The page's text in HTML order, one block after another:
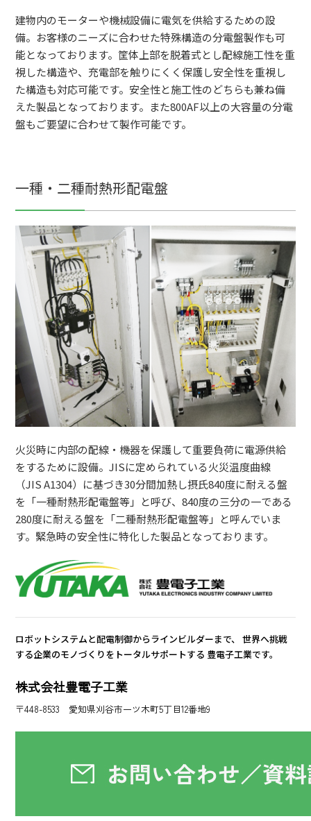
建物内のモーターや機械設備に電気を供給するための設
備。お客様のニーズに合わせた特殊構造の分電盤製作も可
能となっております。筐体上部を脱着式とし配線施工性を重
視した構造や、充電部を触りにくく保護し安全性を重視し
た構造も対応可能です。安全性と施工性のどちらも兼ね備
えた製品となっております。また800AF以上の大容量の分電
盤もご要望に合わせて製作可能です。
一種・二種耐熱形配電盤
火災時に内部の配線・機器を保護して重要負荷に電源供給
をするために設備。JISに定められている火災温度曲線
（JIS A1304）に基づき30分間加熱し摂氏840度に耐える盤
を「一種耐熱形配電盤等」と呼び、840度の三分の一である
280度に耐える盤を「二種耐熱形配電盤等」と呼んでいま
す。緊急時の安全性に特化した製品となっております。
ロボットシステムと配電制御からラインビルダーまで、 世界へ挑戦
する企業のモノづくりをトータルサポートする 豊電子工業です。
株式会社豊電子工業
〒448-8533 愛知県刈谷市一ツ木町5丁目12番地9